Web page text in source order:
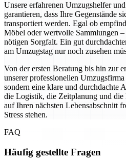
Unsere erfahrenen Umzugshelfer
garantieren, dass Ihre Gegenstände
transportiert werden. Egal ob
Möbel oder wertvolle Sammlungen
nötigen Sorgfalt. Ein gut
am Umzugstag nur noch zusehen
Von der ersten Beratung bis hin zur
unserer professionellen
sondern eine klare und durchdachte
die Logistik, die Zeitplanung und
auf Ihren nächsten Lebensabschnitt
Stress stehen.
FAQ
Häufig gestellte Fragen